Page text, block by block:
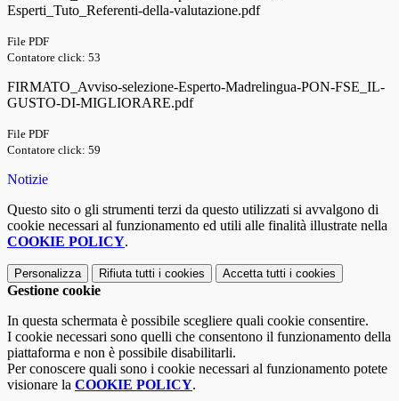
Esperti_Tuto_Referenti-della-valutazione.pdf
File PDF
Contatore click: 53
FIRMATO_Avviso-selezione-Esperto-Madrelingua-PON-FSE_IL-
GUSTO-DI-MIGLIORARE.pdf
File PDF
Contatore click: 59
Notizie
Questo sito o gli strumenti terzi da questo utilizzati si avvalgono di
cookie necessari al funzionamento ed utili alle finalità illustrate nella
COOKIE POLICY.
Personalizza Rifiuta tutti i cookies Accetta tutti i cookies
Gestione cookie
In questa schermata è possibile scegliere quali cookie consentire.
I cookie necessari sono quelli che consentono il funzionamento della
piattaforma e non è possibile disabilitarli.
Per conoscere quali sono i cookie necessari al funzionamento potete
visionare la COOKIE POLICY.